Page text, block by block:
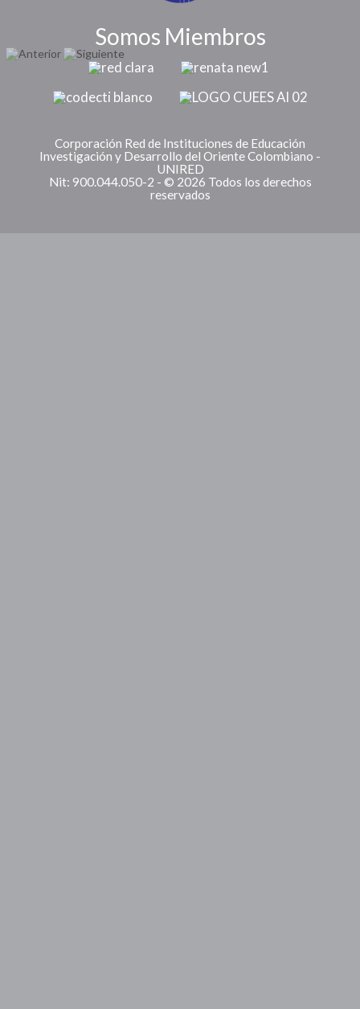
Somos Miembros
Corporación Red de Instituciones de Educación
Investigación y Desarrollo del Oriente Colombiano -
UNIRED
Nit: 900.044.050-2 - © 2026 Todos los derechos
reservados